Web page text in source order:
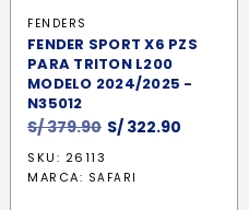
FENDERS
FENDER SPORT X6 PZS
PARA TRITON L200
MODELO 2024/2025 -
N35012
S/379.90 El
original
S/ 322.90
SKU: 26113
MARCA: SAFARI